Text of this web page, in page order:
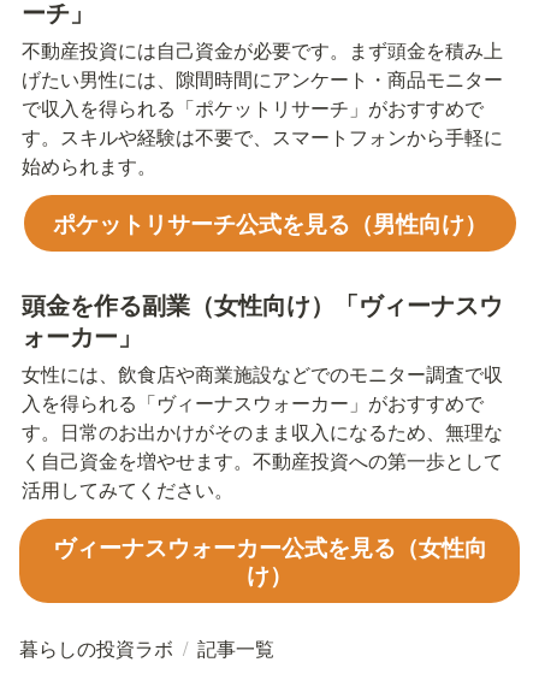
ーチ」
不動産投資には自己資金が必要です。まず頭金を積み上
げたい男性には、隙間時間にアンケート・商品モニター
で収入を得られる「ポケットリサーチ」がおすすめで
す。スキルや経験は不要で、スマートフォンから手軽に
始められます。
ポケットリサーチ公式を見る（男性向け）
頭金を作る副業（女性向け）「ヴィーナスウ
ォーカー」
女性には、飲食店や商業施設などでのモニター調査で収
入を得られる「ヴィーナスウォーカー」がおすすめで
す。日常のお出かけがそのまま収入になるため、無理な
く自己資金を増やせます。不動産投資への第一歩として
活用してみてください。
ヴィーナスウォーカー公式を見る（女性向
け）
暮らしの投資ラボ / 記事一覧